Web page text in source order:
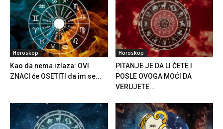
Horoskop
Kao da nema izlaza: OVI
ZNACI će OSETITI da im se...
Horoskop
PITANJE JE DA LI ĆETE I
POSLE OVOGA MOĆI DA
VERUJETE...